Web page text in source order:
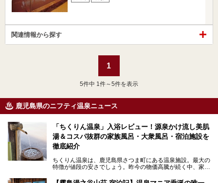
関連情報から探す
1
5件中 1件～5件を表示
鹿児島県のニフティ温泉ニュース
「ちくりん温泉」入浴レビュー！源泉かけ流し美肌
湯＆コスパ抜群の家族風呂・大衆風呂・宿泊施設を
徹底紹介
ちくりん温泉は、鹿児島県さつま町にある温泉施設。最大の
特徴が値段の安さでしょう。昨今の物価高騰が続く中、家族
4,000円～、と驚くべき価格を維持。